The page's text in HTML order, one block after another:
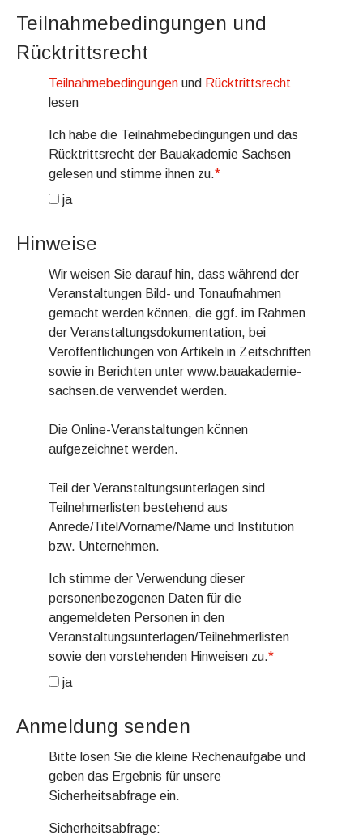
Teilnahmebedingungen und
Rücktrittsrecht
Teilnahmebedingungen und Rücktrittsrecht
lesen
Ich habe die Teilnahmebedingungen und das
Rücktrittsrecht der Bauakademie Sachsen
gelesen und stimme ihnen zu.*
ja
Hinweise
Wir weisen Sie darauf hin, dass während der
Veranstaltungen Bild- und Tonaufnahmen
gemacht werden können, die ggf. im Rahmen
der Veranstaltungsdokumentation, bei
Veröffentlichungen von Artikeln in Zeitschriften
sowie in Berichten unter www.bauakademie-
sachsen.de verwendet werden.
Die Online-Veranstaltungen können
aufgezeichnet werden.
Teil der Veranstaltungsunterlagen sind
Teilnehmerlisten bestehend aus
Anrede/Titel/Vorname/Name und Institution
bzw. Unternehmen.
Ich stimme der Verwendung dieser
personenbezogenen Daten für die
angemeldeten Personen in den
Veranstaltungsunterlagen/Teilnehmerlisten
sowie den vorstehenden Hinweisen zu.*
ja
Anmeldung senden
Bitte lösen Sie die kleine Rechenaufgabe und
geben das Ergebnis für unsere
Sicherheitsabfrage ein.
Sicherheitsabfrage: